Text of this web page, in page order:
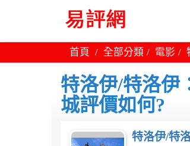
首頁 全部分類 電影
特洛伊/特洛伊
城評價如何?
特洛伊/特